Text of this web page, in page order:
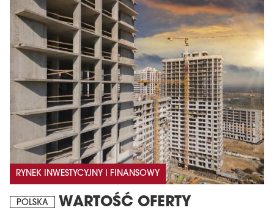
RYNEK INWESTYCYJNY I FINANSOWY
POLSKA
WARTOŚĆ OFERTY
MAGAZYN
Wydanie 6 (308)
Więcej w tym wydaniu
arrow_forward